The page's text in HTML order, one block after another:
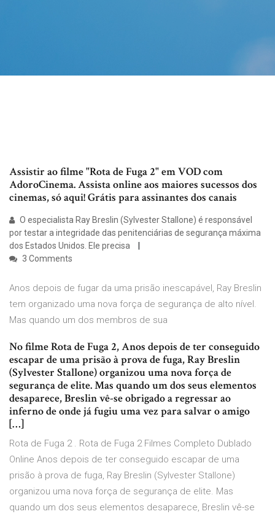
Assistir ao filme "Rota de Fuga 2" em VOD com
AdoroCinema. Assista online aos maiores sucessos dos
cinemas, só aqui! Grátis para assinantes dos canais
O especialista Ray Breslin (Sylvester Stallone) é responsável
por testar a integridade das penitenciárias de segurança máxima
dos Estados Unidos. Ele precisa
3 Comments
Anos depois de fugar da uma prisão inescapável, Ray Breslin
tem organizado uma nova força de segurança de alto nível.
Mas quando um dos membros de sua
No filme Rota de Fuga 2, Anos depois de ter conseguido
escapar de uma prisão à prova de fuga, Ray Breslin
(Sylvester Stallone) organizou uma nova força de
segurança de elite. Mas quando um dos seus elementos
desaparece, Breslin vê-se obrigado a regressar ao
inferno de onde já fugiu uma vez para salvar o amigo
[…]
Rota de Fuga 2 . Rota de Fuga 2 Filmes Completo Dublado
Online Anos depois de ter conseguido escapar de uma
prisão à prova de fuga, Ray Breslin (Sylvester Stallone)
organizou uma nova força de segurança de elite. Mas
quando um dos seus elementos desaparece, Breslin vê-se